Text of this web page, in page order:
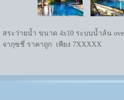
สระว่ายน้ำ ขนาด 4x10 ระบบน้ำล้น
จากุซชี่ ราคาถูก เพียง 7XXXXX